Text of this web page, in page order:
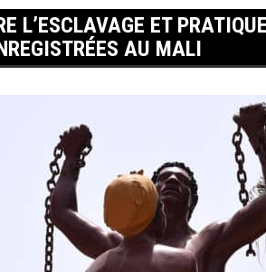
L’ESCLAVAGE ET
AU MALI